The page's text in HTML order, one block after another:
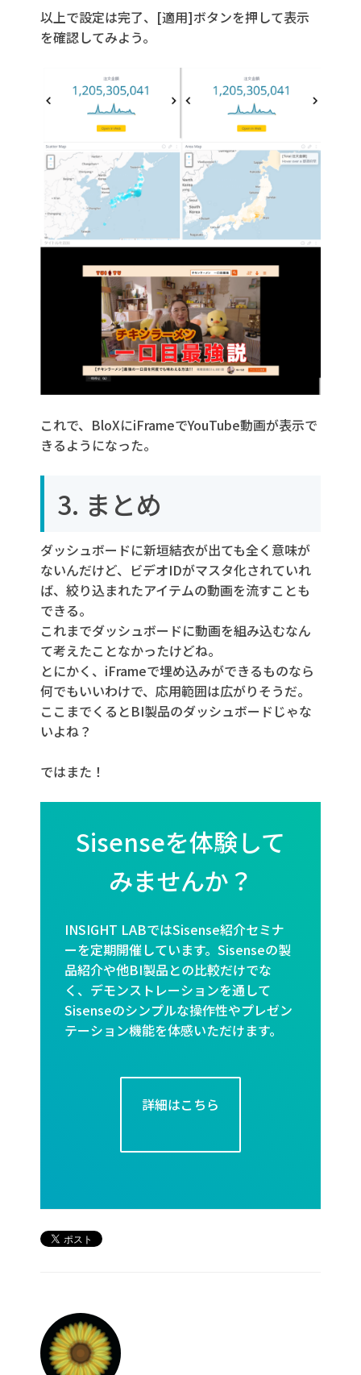
以上で設定は完了、[適用]ボタンを押して表示
を確認してみよう。
これで、BloXにiFrameでYouTube動画が表示で
きるようになった。
3. まとめ
ダッシュボードに新垣結衣が出ても全く意味が
ないんだけど、ビデオIDがマスタ化されていれ
ば、絞り込まれたアイテムの動画を流すことも
できる。
これまでダッシュボードに動画を組み込むなん
て考えたことなかったけどね。
とにかく、iFrameで埋め込みができるものなら
何でもいいわけで、応用範囲は広がりそうだ。
ここまでくるとBI製品のダッシュボードじゃな
いよね？
ではまた！
Sisenseを体験して
みませんか？
INSIGHT LABではSisense紹介セミナ
ーを定期開催しています。Sisenseの製
品紹介や他BI製品との比較だけでな
く、デモンストレーションを通して
Sisenseのシンプルな操作性やプレゼン
テーション機能を体感いただけます。
詳細はこちら